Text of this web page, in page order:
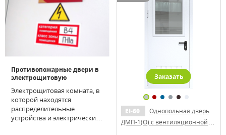
Противопожарные двери в
электрощитовую
Электрощитовая комната, в
которой находятся
распределительные
устройства и электрический
Заказать
EI-60
Однопольная дверь
ДМП-1(О) с вентиляционной